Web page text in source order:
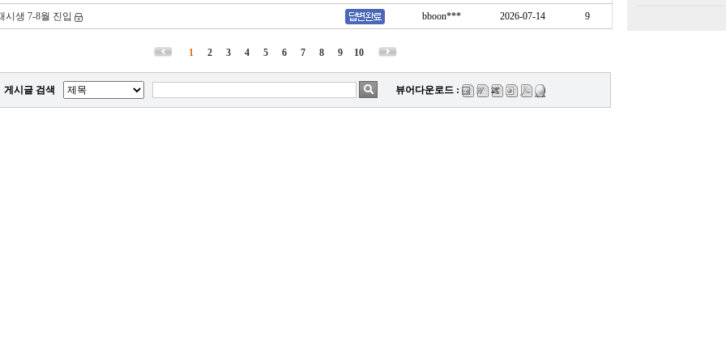
시생 7-8월 진입 bboon*** 2026-07-14 9
1 2 3 4 5 6 7 8 9 10
게시글 검색 뷰어다운로드 :